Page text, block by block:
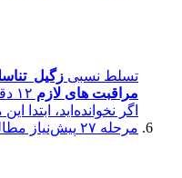
تسلط نسبی زگیل
مراقبت های لازم ۱۲ دقیقه مطالعه
اگر نخوانده‌اید، ابتدا
مرحله ۲۷
پیش‌نیاز